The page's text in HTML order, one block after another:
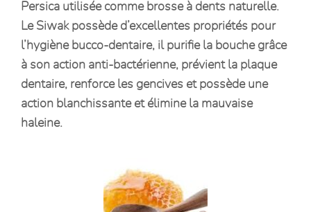
Persica utilisée comme brosse à dents naturelle.
Le Siwak possède d’excellentes propriétés pour
l’hygiène bucco-dentaire, il purifie la bouche grâce
à son action anti-bactérienne, prévient la plaque
dentaire, renforce les gencives et possède une
action blanchissante et élimine la mauvaise
haleine.